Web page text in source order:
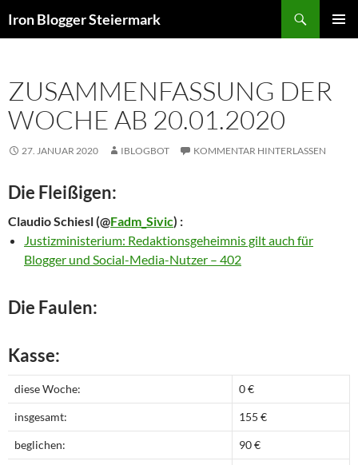
Inhalt
Iron Blogger Steiermark
ZUSAMMENFASSUNG DER
WOCHE AB 20.01.2020
27. JANUAR 2020 IBLOGBOT KOMMENTAR HINTERLASSEN
Die Fleißigen:
Claudio Schiesl(@Fadm_Sivic) :
Justizministerium: Redaktionsgeheimnis gilt auch für
Blogger und Social-Media-Nutzer – 402
Die Faulen:
Kasse:
diese Woche: 0 €
insgesamt: 155 €
beglichen: 90 €